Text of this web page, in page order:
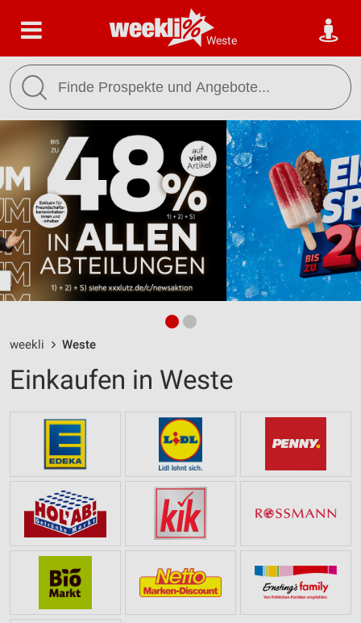
Weste
weekli Weste
Einkaufen in Weste